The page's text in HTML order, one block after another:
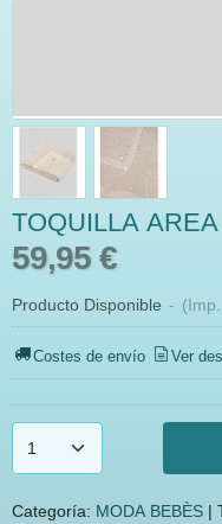
TOQUILLA
59,95 €
Producto Disponible -
Costes de envío Ver
Categoría: MODA BEBÈS |